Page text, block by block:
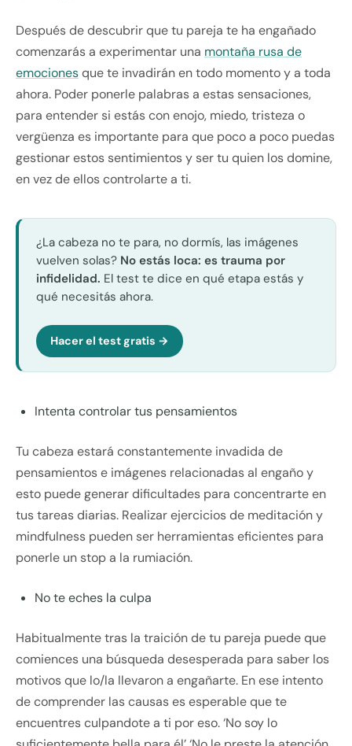
Después de descubrir que tu pareja te ha engañado
comenzarás a experimentar una montaña rusa de
emocionesque te invadirán en todo momento y a toda
ahora. Poder ponerle palabras a estas sensaciones,
para entender si estás con enojo, miedo, tristeza o
vergüenza es importante para que poco a poco puedas
gestionar estos sentimientos y ser tu quien los domine,
en vez de ellos controlarte a ti.
¿La cabeza no te para, no dormís, las imágenes
vuelven solas? No estás loca: es trauma por
infidelidad. El test te dice en qué etapa estás y
qué necesitás ahora.
Hacer el test gratis →
Intenta controlar tus pensamientos
Tu cabeza estará constantemente invadida de
pensamientos e imágenes relacionadas al engaño y
esto puede generar dificultades para concentrarte en
tus tareas diarias. Realizar ejercicios de meditación y
mindfulness pueden ser herramientas eficientes para
ponerle un stop a la rumiación.
No te eches la culpa
Habitualmente tras la traición de tu pareja puede que
comiences una búsqueda desesperada para saber los
motivos que lo/la llevaron a engañarte. En ese intento
de comprender las causas es esperable que te
encuentres culpandote a ti por eso. ‘No soy lo